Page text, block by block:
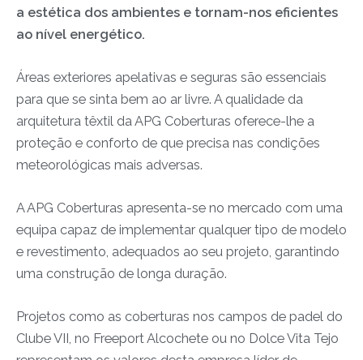
a estética dos ambientes e tornam-nos eficientes
ao nível energético.
Áreas exteriores apelativas e seguras são essenciais
para que se sinta bem ao ar livre. A qualidade da
arquitetura têxtil da APG Coberturas oferece-lhe a
proteção e conforto de que precisa nas condições
meteorológicas mais adversas.
A APG Coberturas apresenta-se no mercado com uma
equipa capaz de implementar qualquer tipo de modelo
e revestimento, adequados ao seu projeto, garantindo
uma construção de longa duração.
Projetos como as coberturas nos campos de padel do
Clube VII, no Freeport Alcochete ou no Dolce Vita Tejo